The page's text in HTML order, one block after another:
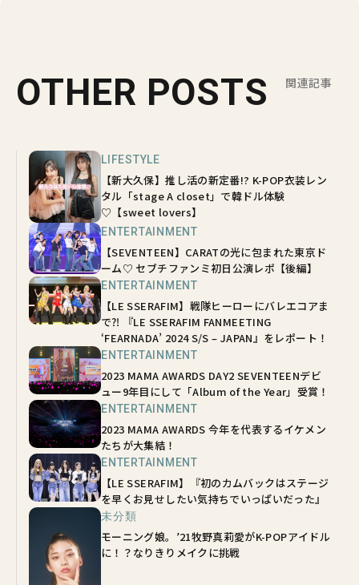
OTHER POSTS 関連記事
LIFESTYLE
【新大久保】推し活の新定番!? K-POP衣装レン
タル「stage A closet」で韓ドル体験
♡【sweet lovers】
ENTERTAINMENT
【SEVENTEEN】CARATの光に包まれた東京ド
ーム♡ セブチファンミ初日公演レポ【後編】
ENTERTAINMENT
【LE SSERAFIM】戦隊ヒーローにバレエコアま
で⁈ 『LE SSERAFIM FANMEETING
‘FEARNADA’ 2024 S/S – JAPAN』をレポート！
ENTERTAINMENT
2023 MAMA AWARDS DAY2 SEVENTEENデビ
ュー9年目にして「Album of the Year」受賞！
ENTERTAINMENT
2023 MAMA AWARDS 今年を代表するイケメン
たちが大集結！
ENTERTAINMENT
【LE SSERAFIM】『初のカムバックはステージ
を早くお見せしたい気持ちでいっぱいだった』
未分類
モーニング娘。’21牧野真莉愛がK-POPアイドル
に！？なりきりメイクに挑戦